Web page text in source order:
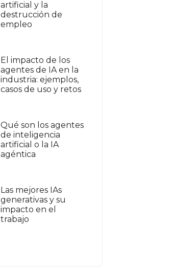
artificial y la
destrucción de
empleo
El impacto de los
agentes de IA en la
industria: ejemplos,
casos de uso y retos
Qué son los agentes
de inteligencia
artificial o la IA
agéntica
Las mejores IAs
generativas y su
impacto en el
trabajo